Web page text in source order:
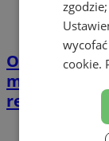
Opiekujesz
może
regionie
cookie.